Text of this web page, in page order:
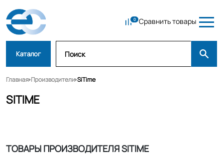
Сравнить товары
Каталог
Главная Производители SiTime
SITIME
ТОВАРЫ ПРОИЗВОДИТЕЛЯ SITIME